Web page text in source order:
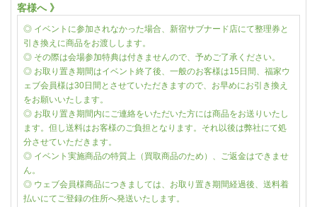
客様へ 》
◎ イベントに参加されなかった場合、新宿サブナード店にて整理券と
引き換えに商品をお渡しします。
◎ その際は会場参加特典は付きませんので、予めご了承ください。
◎ お取り置き期間はイベント終了後、一般のお客様は15日間、福家ウ
ェブ会員様は30日間とさせていただきますので、お早めにお引き換え
をお願いいたします。
◎ お取り置き期間内にご連絡をいただいた方には商品をお送りいたし
ます。但し送料はお客様のご負担となります。それ以後は弊社にて処
分させていただきます。
◎ イベント実施商品の特質上（買取商品のため）、ご返金はできませ
ん。
◎ ウェブ会員様商品につきましては、お取り置き期間経過後、送料着
払いにてご登録の住所へ発送いたします。